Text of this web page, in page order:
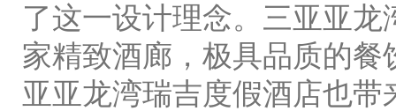
了这一设计理念。三亚亚
家精致酒廊，极具品质的
亚亚龙湾瑞吉度假酒店也